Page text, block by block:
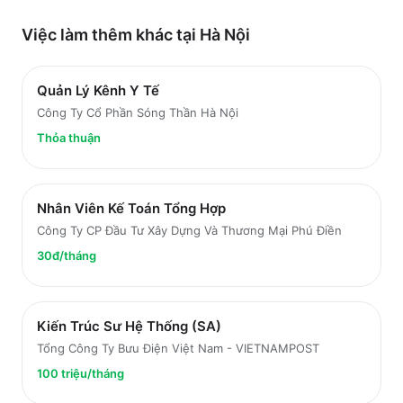
Việc làm thêm khác tại Hà Nội
Quản Lý Kênh Y Tế
Công Ty Cổ Phần Sóng Thần Hà Nội
Thỏa thuận
Nhân Viên Kế Toán Tổng Hợp
Công Ty CP Đầu Tư Xây Dựng Và Thương Mại Phú Điền
30đ/tháng
Kiến Trúc Sư Hệ Thống (SA)
Tổng Công Ty Bưu Điện Việt Nam - VIETNAMPOST
100 triệu/tháng